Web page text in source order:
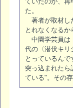
た。
著者が取材し
とれなくなるか
中園学芸員は
代の〈潜伏キリ
とっているん
突っ込まれた
ている"。その